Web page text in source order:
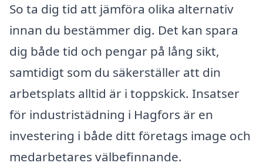
So ta dig tid att jämföra olika alternativ
innan du bestämmer dig. Det kan spara
dig både tid och pengar på lång sikt,
samtidigt som du säkerställer att din
arbetsplats alltid är i toppskick. Insatser
för industristädning i Hagfors är en
investering i både ditt företags image och
medarbetares välbefinnande.